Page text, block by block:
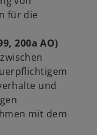
für die
200a AO)
und
mit dem